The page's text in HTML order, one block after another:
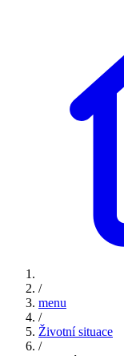
/
menu
/
Životní situace
/